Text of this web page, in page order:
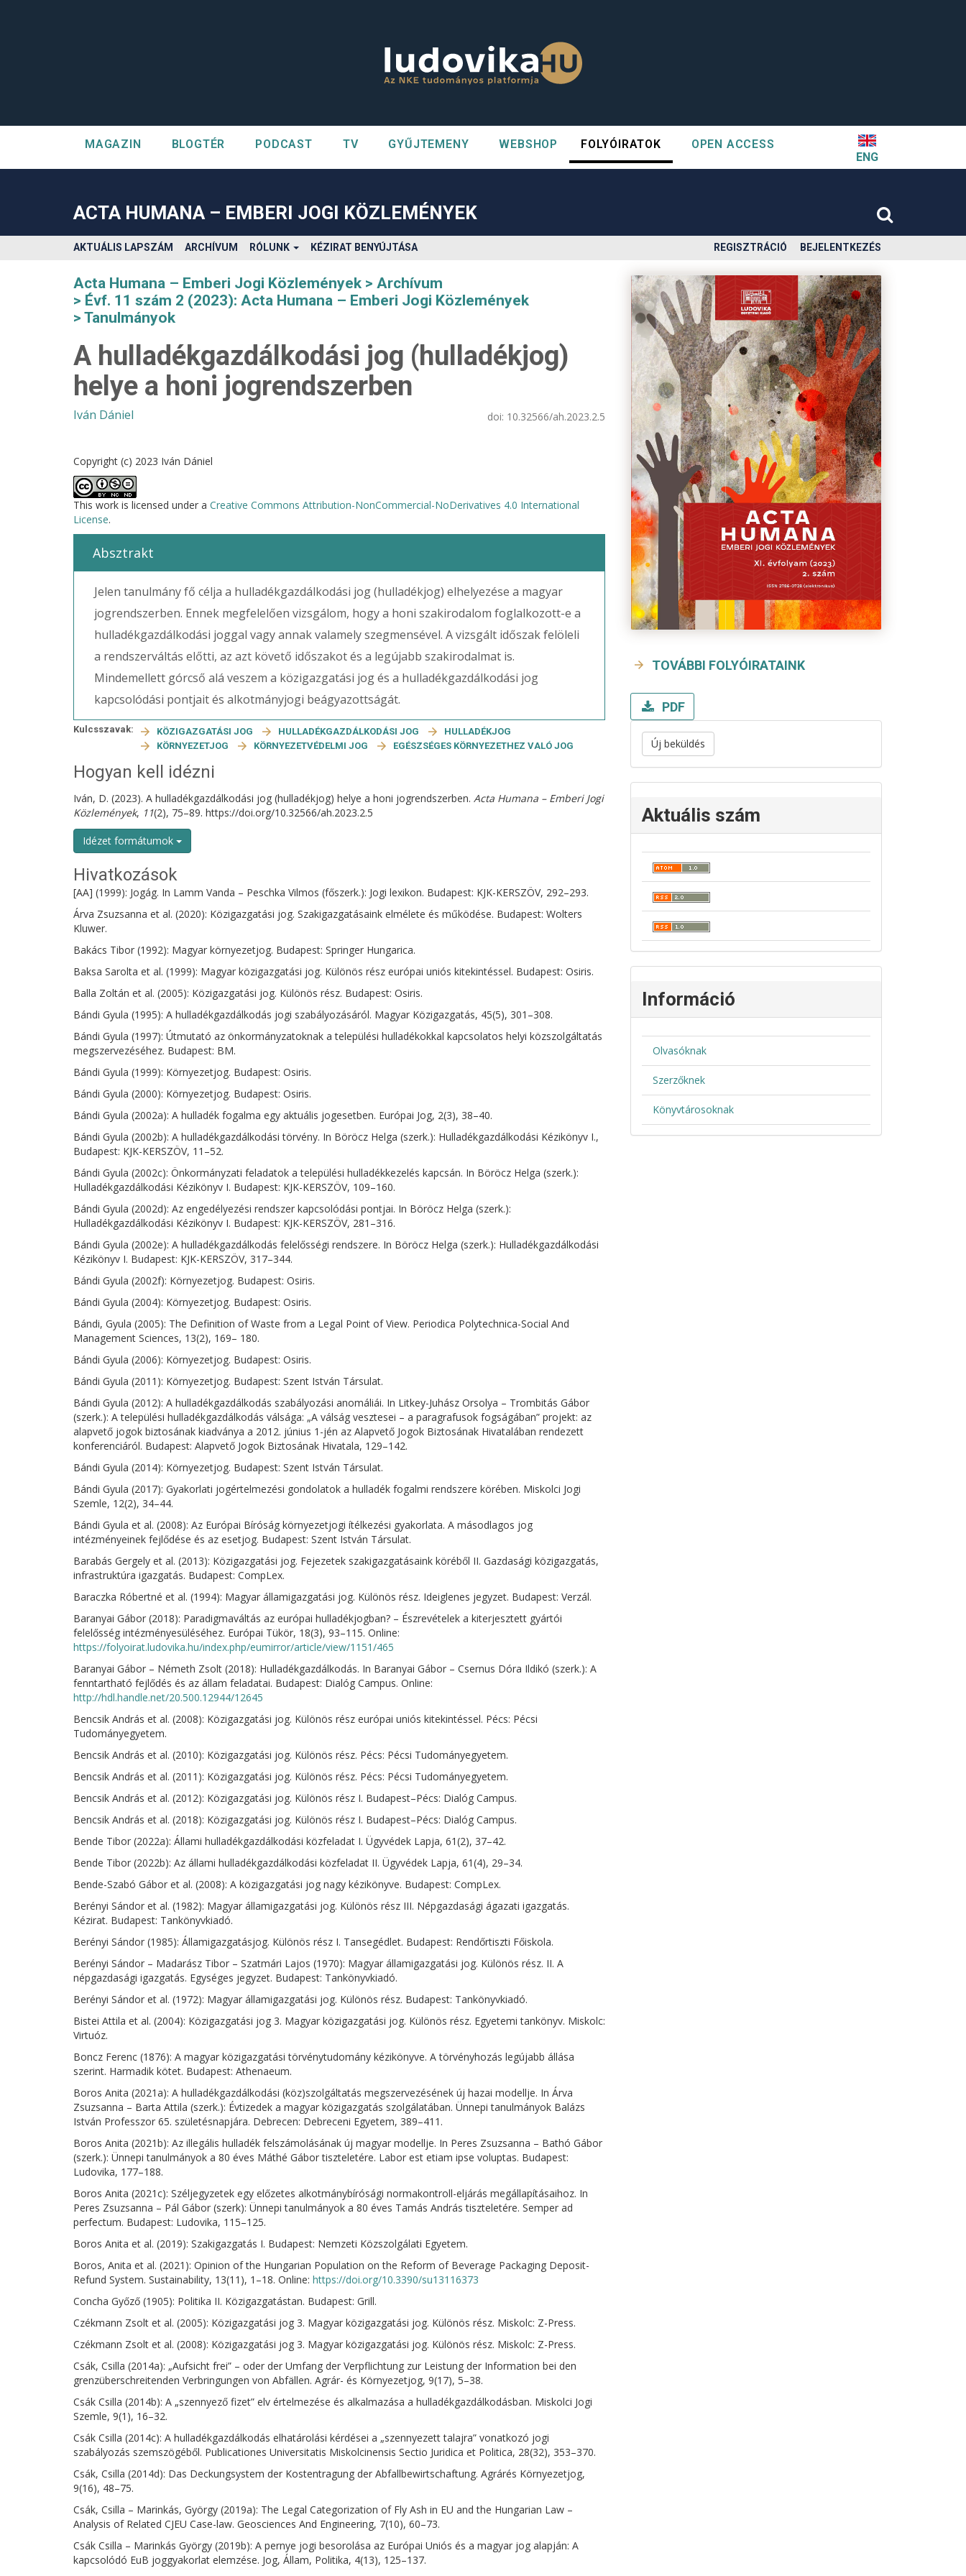
##plugins.themes.bootstrap3.accessible_menu.label##
##plugins.themes.bootstrap3.accessible_menu.sidebar##
MAGAZIN BLOGTÉR PODCAST TV GYŰJTEMENY WEBSHOP FOLYÓIRATOK
OPEN ACCESS
ENG
ACTA HUMANA – EMBERI JOGI KÖZLEMÉNYEK
AKTUÁLIS LAPSZÁM ARCHÍVUM RÓLUNK KÉZIRAT BENYÚJTÁSA REGISZTRÁCIÓ BEJELENTKEZÉS
Acta Humana – Emberi Jogi Közlemények
Archívum
Évf. 11 szám 2 (2023): Acta Humana – Emberi Jogi Közlemények
Tanulmányok
A hulladékgazdálkodási jog (hulladékjog)
helye a honi jogrendszerben
Iván Dániel doi: 10.32566/ah.2023.2.5
Copyright (c) 2023 Iván Dániel
This work is licensed under a Creative Commons Attribution-NonCommercial-NoDerivatives 4.0 International
License.
Absztrakt
Jelen tanulmány fő célja a hulladékgazdálkodási jog (hulladékjog) elhelyezése a magyar
jogrendszerben. Ennek megfelelően vizsgálom, hogy a honi szakirodalom foglalkozott-e a
hulladékgazdálkodási joggal vagy annak valamely szegmensével. A vizsgált időszak felöleli
a rendszerváltás előtti, az azt követő időszakot és a legújabb szakirodalmat is.
Mindemellett górcső alá veszem a közigazgatási jog és a hulladékgazdálkodási jog
kapcsolódási pontjait és alkotmányjogi beágyazottságát.
Kulcsszavak: KÖZIGAZGATÁSI JOG HULLADÉKGAZDÁLKODÁSI JOG
HULLADÉKJOG
KÖRNYEZETJOG
KÖRNYEZETVÉDELMI JOG EGÉSZSÉGES KÖRNYEZETHEZ VALÓ JOG
Hogyan kell idézni
Iván, D. (2023). A hulladékgazdálkodási jog (hulladékjog) helye a honi jogrendszerben. Acta Humana – Emberi Jogi
Közlemények, 11(2), 75–89. https://doi.org/10.32566/ah.2023.2.5
Idézet formátumok
Hivatkozások
[AA] (1999): Jogág. In Lamm Vanda – Peschka Vilmos (főszerk.): Jogi lexikon. Budapest: KJK-KERSZÖV, 292–293.
Árva Zsuzsanna et al. (2020): Közigazgatási jog. Szakigazgatásaink elmélete és működése. Budapest: Wolters
Kluwer.
Bakács Tibor (1992): Magyar környezetjog. Budapest: Springer Hungarica.
Baksa Sarolta et al. (1999): Magyar közigazgatási jog. Különös rész európai uniós kitekintéssel. Budapest: Osiris.
Balla Zoltán et al. (2005): Közigazgatási jog. Különös rész. Budapest: Osiris.
Bándi Gyula (1995): A hulladékgazdálkodás jogi szabályozásáról. Magyar Közigazgatás, 45(5), 301–308.
Bándi Gyula (1997): Útmutató az önkormányzatoknak a települési hulladékokkal kapcsolatos helyi közszolgáltatás
megszervezéséhez. Budapest: BM.
Bándi Gyula (1999): Környezetjog. Budapest: Osiris.
Bándi Gyula (2000): Környezetjog. Budapest: Osiris.
Bándi Gyula (2002a): A hulladék fogalma egy aktuális jogesetben. Európai Jog, 2(3), 38–40.
Bándi Gyula (2002b): A hulladékgazdálkodási törvény. In Böröcz Helga (szerk.): Hulladékgazdálkodási Kézikönyv I.,
Budapest: KJK-KERSZÖV, 11–52.
Bándi Gyula (2002c): Önkormányzati feladatok a települési hulladékkezelés kapcsán. In Böröcz Helga (szerk.):
Hulladékgazdálkodási Kézikönyv I. Budapest: KJK-KERSZÖV, 109–160.
Bándi Gyula (2002d): Az engedélyezési rendszer kapcsolódási pontjai. In Böröcz Helga (szerk.):
Hulladékgazdálkodási Kézikönyv I. Budapest: KJK-KERSZÖV, 281–316.
Bándi Gyula (2002e): A hulladékgazdálkodás felelősségi rendszere. In Böröcz Helga (szerk.): Hulladékgazdálkodási
Kézikönyv I. Budapest: KJK-KERSZÖV, 317–344.
Bándi Gyula (2002f): Környezetjog. Budapest: Osiris.
Bándi Gyula (2004): Környezetjog. Budapest: Osiris.
Bándi, Gyula (2005): The Definition of Waste from a Legal Point of View. Periodica Polytechnica-Social And
Management Sciences, 13(2), 169– 180.
Bándi Gyula (2006): Környezetjog. Budapest: Osiris.
Bándi Gyula (2011): Környezetjog. Budapest: Szent István Társulat.
Bándi Gyula (2012): A hulladékgazdálkodás szabályozási anomáliái. In Litkey-Juhász Orsolya – Trombitás Gábor
(szerk.): A települési hulladékgazdálkodás válsága: „A válság vesztesei – a paragrafusok fogságában” projekt: az
alapvető jogok biztosának kiadványa a 2012. június 1-jén az Alapvető Jogok Biztosának Hivatalában rendezett
konferenciáról. Budapest: Alapvető Jogok Biztosának Hivatala, 129–142.
Bándi Gyula (2014): Környezetjog. Budapest: Szent István Társulat.
Bándi Gyula (2017): Gyakorlati jogértelmezési gondolatok a hulladék fogalmi rendszere körében. Miskolci Jogi
Szemle, 12(2), 34–44.
Bándi Gyula et al. (2008): Az Európai Bíróság környezetjogi ítélkezési gyakorlata. A másodlagos jog
intézményeinek fejlődése és az esetjog. Budapest: Szent István Társulat.
Barabás Gergely et al. (2013): Közigazgatási jog. Fejezetek szakigazgatásaink köréből II. Gazdasági közigazgatás,
infrastruktúra igazgatás. Budapest: CompLex.
Baraczka Róbertné et al. (1994): Magyar államigazgatási jog. Különös rész. Ideiglenes jegyzet. Budapest: Verzál.
Baranyai Gábor (2018): Paradigmaváltás az európai hulladékjogban? – Észrevételek a kiterjesztett gyártói
felelősség intézményesüléséhez. Európai Tükör, 18(3), 93–115. Online:
https://folyoirat.ludovika.hu/index.php/eumirror/article/view/1151/465
Baranyai Gábor – Németh Zsolt (2018): Hulladékgazdálkodás. In Baranyai Gábor – Csernus Dóra Ildikó (szerk.): A
fenntartható fejlődés és az állam feladatai. Budapest: Dialóg Campus. Online:
http://hdl.handle.net/20.500.12944/12645
Bencsik András et al. (2008): Közigazgatási jog. Különös rész európai uniós kitekintéssel. Pécs: Pécsi
Tudományegyetem.
Bencsik András et al. (2010): Közigazgatási jog. Különös rész. Pécs: Pécsi Tudományegyetem.
Bencsik András et al. (2011): Közigazgatási jog. Különös rész. Pécs: Pécsi Tudományegyetem.
Bencsik András et al. (2012): Közigazgatási jog. Különös rész I. Budapest–Pécs: Dialóg Campus.
Bencsik András et al. (2018): Közigazgatási jog. Különös rész I. Budapest–Pécs: Dialóg Campus.
Bende Tibor (2022a): Állami hulladékgazdálkodási közfeladat I. Ügyvédek Lapja, 61(2), 37–42.
Bende Tibor (2022b): Az állami hulladékgazdálkodási közfeladat II. Ügyvédek Lapja, 61(4), 29–34.
Bende-Szabó Gábor et al. (2008): A közigazgatási jog nagy kézikönyve. Budapest: CompLex.
Berényi Sándor et al. (1982): Magyar államigazgatási jog. Különös rész III. Népgazdasági ágazati igazgatás.
Kézirat. Budapest: Tankönyvkiadó.
Berényi Sándor (1985): Államigazgatásjog. Különös rész I. Tansegédlet. Budapest: Rendőrtiszti Főiskola.
Berényi Sándor – Madarász Tibor – Szatmári Lajos (1970): Magyar államigazgatási jog. Különös rész. II. A
népgazdasági igazgatás. Egységes jegyzet. Budapest: Tankönyvkiadó.
Berényi Sándor et al. (1972): Magyar államigazgatási jog. Különös rész. Budapest: Tankönyvkiadó.
Bistei Attila et al. (2004): Közigazgatási jog 3. Magyar közigazgatási jog. Különös rész. Egyetemi tankönyv. Miskolc:
Virtuóz.
Boncz Ferenc (1876): A magyar közigazgatási törvénytudomány kézikönyve. A törvényhozás legújabb állása
szerint. Harmadik kötet. Budapest: Athenaeum.
Boros Anita (2021a): A hulladékgazdálkodási (köz)szolgáltatás megszervezésének új hazai modellje. In Árva
Zsuzsanna – Barta Attila (szerk.): Évtizedek a magyar közigazgatás szolgálatában. Ünnepi tanulmányok Balázs
István Professzor 65. születésnapjára. Debrecen: Debreceni Egyetem, 389–411.
Boros Anita (2021b): Az illegális hulladék felszámolásának új magyar modellje. In Peres Zsuzsanna – Bathó Gábor
(szerk.): Ünnepi tanulmányok a 80 éves Máthé Gábor tiszteletére. Labor est etiam ipse voluptas. Budapest:
Ludovika, 177–188.
Boros Anita (2021c): Széljegyzetek egy előzetes alkotmánybírósági normakontroll-eljárás megállapításaihoz. In
Peres Zsuzsanna – Pál Gábor (szerk): Ünnepi tanulmányok a 80 éves Tamás András tiszteletére. Semper ad
perfectum. Budapest: Ludovika, 115–125.
Boros Anita et al. (2019): Szakigazgatás I. Budapest: Nemzeti Közszolgálati Egyetem.
Boros, Anita et al. (2021): Opinion of the Hungarian Population on the Reform of Beverage Packaging Deposit-
Refund System. Sustainability, 13(11), 1–18. Online: https://doi.org/10.3390/su13116373
Concha Győző (1905): Politika II. Közigazgatástan. Budapest: Grill.
Czékmann Zsolt et al. (2005): Közigazgatási jog 3. Magyar közigazgatási jog. Különös rész. Miskolc: Z-Press.
Czékmann Zsolt et al. (2008): Közigazgatási jog 3. Magyar közigazgatási jog. Különös rész. Miskolc: Z-Press.
Csák, Csilla (2014a): „Aufsicht frei” – oder der Umfang der Verpflichtung zur Leistung der Information bei den
grenzüberschreitenden Verbringungen von Abfällen. Agrár- és Környezetjog, 9(17), 5–38.
Csák Csilla (2014b): A „szennyező fizet” elv értelmezése és alkalmazása a hulladékgazdálkodásban. Miskolci Jogi
Szemle, 9(1), 16–32.
Csák Csilla (2014c): A hulladékgazdálkodás elhatárolási kérdései a „szennyezett talajra” vonatkozó jogi
szabályozás szemszögéből. Publicationes Universitatis Miskolcinensis Sectio Juridica et Politica, 28(32), 353–370.
Csák, Csilla (2014d): Das Deckungsystem der Kostentragung der Abfallbewirtschaftung. Agrárés Környezetjog,
9(16), 48–75.
Csák, Csilla – Marinkás, György (2019a): The Legal Categorization of Fly Ash in EU and the Hungarian Law –
Analysis of Related CJEU Case-law. Geosciences And Engineering, 7(10), 60–73.
Csák Csilla – Marinkás György (2019b): A pernye jogi besorolása az Európai Uniós és a magyar jog alapján: A
kapcsolódó EuB joggyakorlat elemzése. Jog, Állam, Politika, 4(13), 125–137.
TOVÁBBI FOLYÓIRATAINK
PDF
Új beküldés
Aktuális szám
Információ
Olvasóknak
Szerzőknek
Könyvtárosoknak